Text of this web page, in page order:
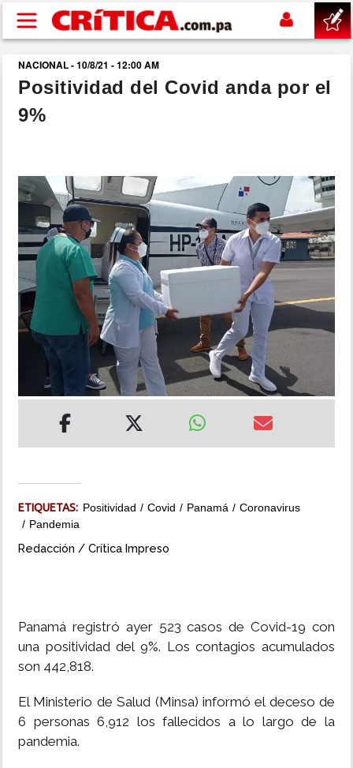
Pasar al contenido principal
buscar
SUCESOS
POLÍTICA
SHOW
DEPORTES
MUNDO
INSÓLITAS
MULTIMEDIA
NACIONAL - 10/8/21 - 12:00 AM
Positividad del Covid anda por el
9%
ETIQUETAS: Positividad Covid Panamá
Coronavirus
Pandemia
Redacción / Crítica Impreso
Panamá registró ayer 523 casos de Covid-19 con
una positividad del 9%. Los contagios acumulados
son 442,818.
El Ministerio de Salud (Minsa) informó el deceso de
6 personas 6,912 los fallecidos a lo largo de la
pandemia.